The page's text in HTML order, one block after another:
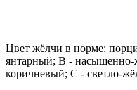
Цвет жёлчи в норме:
янтарный; В -
коричневый; С - светло-